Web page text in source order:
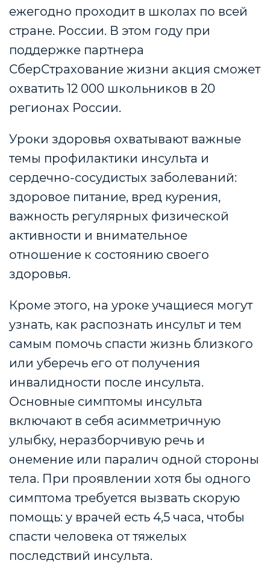
ежегодно проходит в школах по всей
стране. России. В этом году при
поддержке партнера
СберСтрахование жизни акция сможет
охватить 12 000 школьников в 20
регионах России.
Уроки здоровья охватывают важные
темы профилактики инсульта и
сердечно-сосудистых заболеваний:
здоровое питание, вред курения,
важность регулярных физической
активности и внимательное
отношение к состоянию своего
здоровья.
Кроме этого, на уроке учащиеся могут
узнать, как распознать инсульт и тем
самым помочь спасти жизнь близкого
или уберечь его от получения
инвалидности после инсульта.
Основные симптомы инсульта
включают в себя асимметричную
улыбку, неразборчивую речь и
онемение или паралич одной стороны
тела. При проявлении хотя бы одного
симптома требуется вызвать скорую
помощь: у врачей есть 4,5 часа, чтобы
спасти человека от тяжелых
последствий инсульта.